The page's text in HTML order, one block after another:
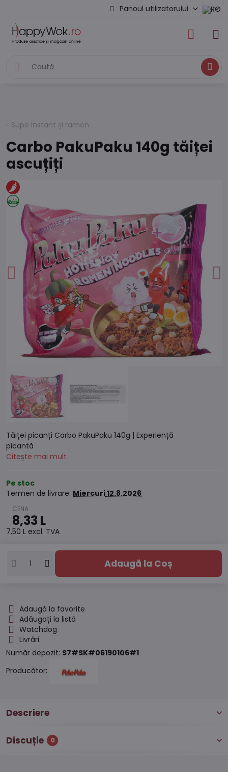
Panoul utilizatorului
Caută
Supe instant și ramen
Carbo PakuPaku 140g tăiței
ascuțiți
Tăiței picanți Carbo PakuPaku 140g | Experiență
picantă
Citește mai mult
Pe stoc
Termen de livrare: Miercuri12.8.2026
8,33 L
7,50 L excl. TVA
Adaugă la Coș
Adaugă la favorite
Adăugați la listă
Watchdog
Livrări
Număr depozit: S7#SK#06190106#1
Producător:
Descriere
Discuție 0